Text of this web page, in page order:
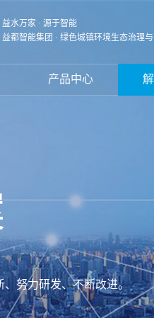
益水万家 · 源于智能
益都智能集团 · 绿色城镇环境生态治理
产品中心
、努力研发、不断改进。